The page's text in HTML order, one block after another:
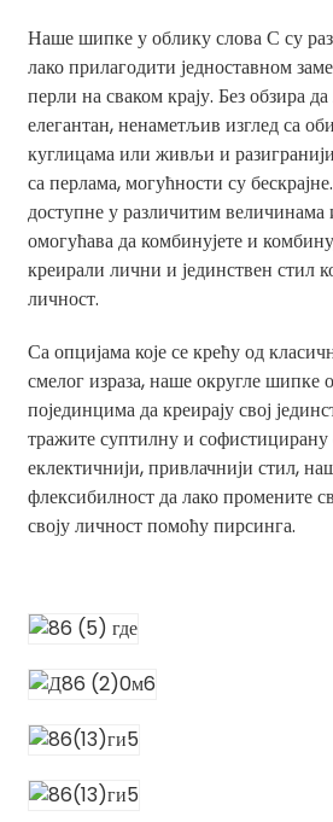
Наше шипке у облику слова С су
лако прилагодити једноставном
перли на сваком крају. Без обзира
елегантан, ненаметљив изглед са
куглицама или живљи и
са перлама, могућности су
доступне у различитим величинама
омогућава да комбинујете и
креирали лични и јединствен стил
личност.
Са опцијама које се крећу од
смелог израза, наше округле шипке
појединцима да креирају свој
тражите суптилну и софистицирану
еклектичнији, привлачнији стил,
флексибилност да лако промените
своју личност помоћу пирсинга.